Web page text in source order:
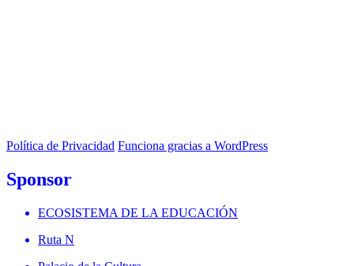
Política de Privacidad Funciona gracias a WordPress
Sponsor
ECOSISTEMA DE LA EDUCACIÓN
Ruta N